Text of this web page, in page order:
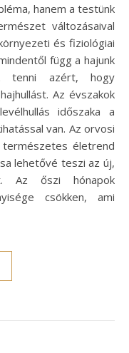
hanem a testünk
változásaival
és fiziológiai
függ a hajunk
tenni azért, hogy
Az évszakok
időszaka a
van. Az orvosi
életrend
lehetővé teszi az új,
Az őszi hónapok
csökken, ami